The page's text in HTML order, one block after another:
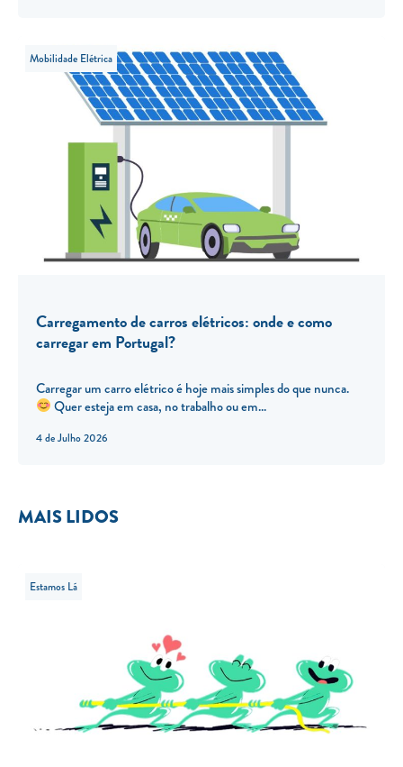
4 de Julho 2026
Mobilidade Elétrica
Carregamento de carros elétricos: onde e como
carregar em Portugal?
Carregar um carro elétrico é hoje mais simples do que nunca.
Quer esteja em casa, no trabalho ou em...
MAIS LIDOS
Estamos Lá